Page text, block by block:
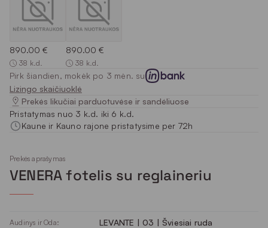
890.00 €
38 k.d.
890.00 €
38 k.d.
Pirk šiandien, mokėk po 3 mėn. su
Lizingo skaičiuoklė
Prekės likučiai parduotuvėse ir sandėliuose
Pristatymas nuo 3 k.d. iki 6 k.d.
Kaune ir Kauno rajone pristatysime per 72h
Prekės aprašymas
VENERA fotelis su reglaineriu
Audinys ir Oda: LEVANTE | 03 | Šviesiai ruda